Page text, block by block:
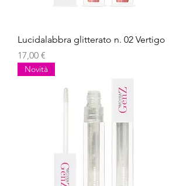
Lucidalabbra glitterato n. 02 Vertigo
Prezzo
17,00 €
Novità